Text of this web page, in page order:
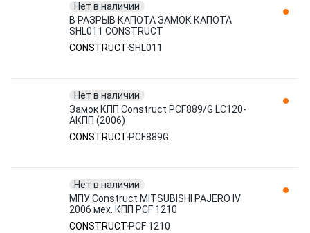
Нет в наличии
В РАЗРЫВ КАПОТА ЗАМОК КАПОТА
SHL011 CONSTRUCT
CONSTRUCTSHL011
Нет в наличии
Замок КПП Construct PCF889/G LC120-
АКПП (2006)
CONSTRUCT PCF889G
Нет в наличии
МПУ Construct MITSUBISHI PAJERO IV
2006 мех. КПП PCF 1210
CONSTRUCT PCF 1210